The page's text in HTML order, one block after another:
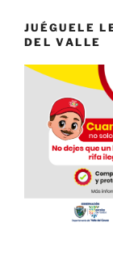
JUÉGUELE
DEL VALLE